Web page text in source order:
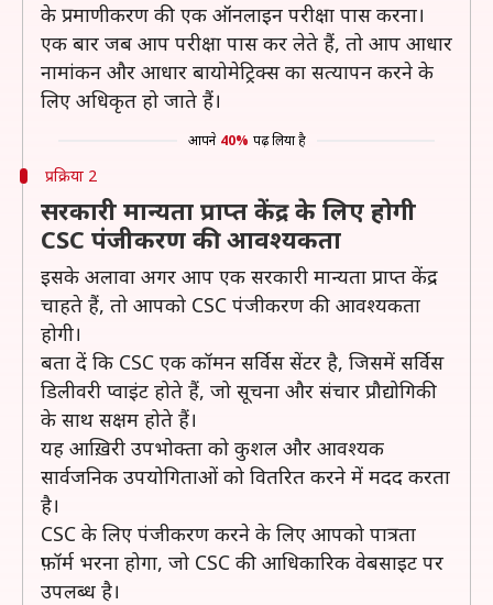
के प्रमाणीकरण की एक ऑनलाइन परीक्षा पास करना।
एक बार जब आप परीक्षा पास कर लेते हैं, तो आप आधार
नामांकन और आधार बायोमेट्रिक्स का सत्यापन करने के
लिए अधिकृत हो जाते हैं।
आपने 40% पढ़ लिया है
प्रक्रिया 2
सरकारी मान्यता प्राप्त केंद्र के लिए होगी
CSC पंजीकरण की आवश्यकता
इसके अलावा अगर आप एक सरकारी मान्यता प्राप्त केंद्र
चाहते हैं, तो आपको CSC पंजीकरण की आवश्यकता
होगी।
बता दें कि CSC एक कॉमन सर्विस सेंटर है, जिसमें सर्विस
डिलीवरी प्वाइंट होते हैं, जो सूचना और संचार प्रौद्योगिकी
के साथ सक्षम होते हैं।
यह आख़िरी उपभोक्ता को कुशल और आवश्यक
सार्वजनिक उपयोगिताओं को वितरित करने में मदद करता
है।
CSC के लिए पंजीकरण करने के लिए आपको पात्रता
फ़ॉर्म भरना होगा, जो CSC की आधिकारिक वेबसाइट पर
उपलब्ध है।